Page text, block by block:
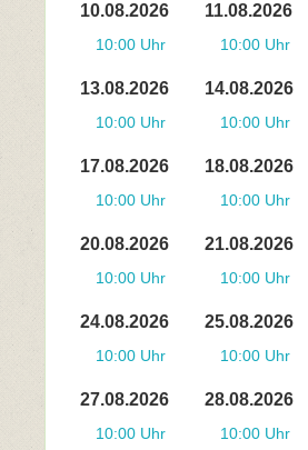
10.08.2026
10:00 Uhr
11.08.2026
10:00 Uhr
13.08.2026
10:00 Uhr
14.08.2026
10:00 Uhr
17.08.2026
10:00 Uhr
18.08.2026
10:00 Uhr
20.08.2026
10:00 Uhr
21.08.2026
10:00 Uhr
24.08.2026
10:00 Uhr
25.08.2026
10:00 Uhr
27.08.2026
10:00 Uhr
28.08.2026
10:00 Uhr